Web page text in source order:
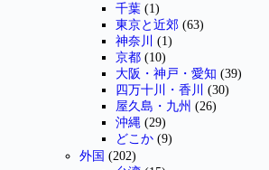
千葉 (1)
東京と近郊 (63)
神奈川
(1)
京都 (10)
大阪・神戸・愛知 (39)
四万十川・香川
(30)
屋久島・九州 (26)
沖縄 (29)
どこか (9)
外国 (202)